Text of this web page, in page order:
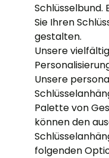
Schlüsselbund.
Sie Ihren
gestalten.
Unsere
Unsere
Palette von
können den
folgenden